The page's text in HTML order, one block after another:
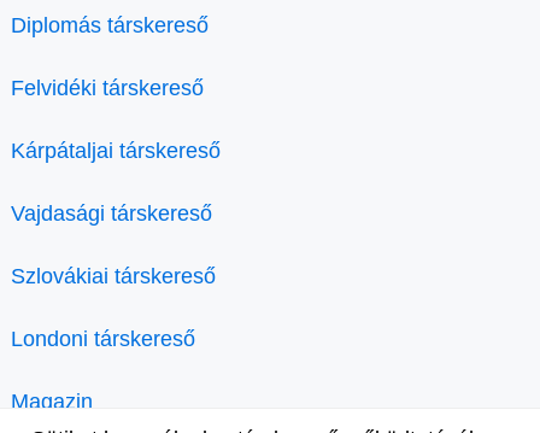
Diplomás társkereső
Felvidéki társkereső
Kárpátaljai társkereső
Vajdasági társkereső
Szlovákiai társkereső
Londoni társkereső
Magazin